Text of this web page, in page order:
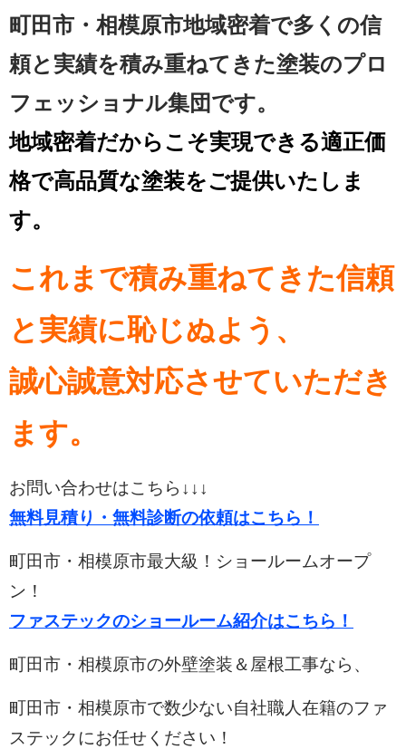
町田市・相模原市地域密着で多くの信
頼と実績を積み重ねてきた塗装のプロ
フェッショナル集団です。
地域密着だからこそ実現できる適正価
格で高品質な塗装をご提供いたしま
す。
これまで積み重ねてきた信頼
と実績に恥じぬよう、
誠心誠意対応させていただき
ます。
お問い合わせはこちら↓↓↓
無料見積り・無料診断の依頼はこちら！
町田市・相模原市最大級！ショールームオープ
ン！
ファステックのショールーム紹介はこちら！
町田市・相模原市の外壁塗装＆屋根工事なら、
町田市・相模原市で数少ない自社職人在籍のファ
ステックにお任せください！